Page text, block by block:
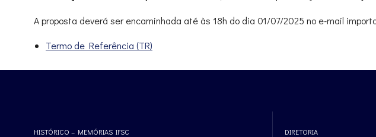
A proposta deverá ser encaminhada até às 18h do dia 01/07/2025 no e-mail
Termo de Referência (TR)
HISTÓRICO – MEMÓRIAS IFSC
DIRETORIA